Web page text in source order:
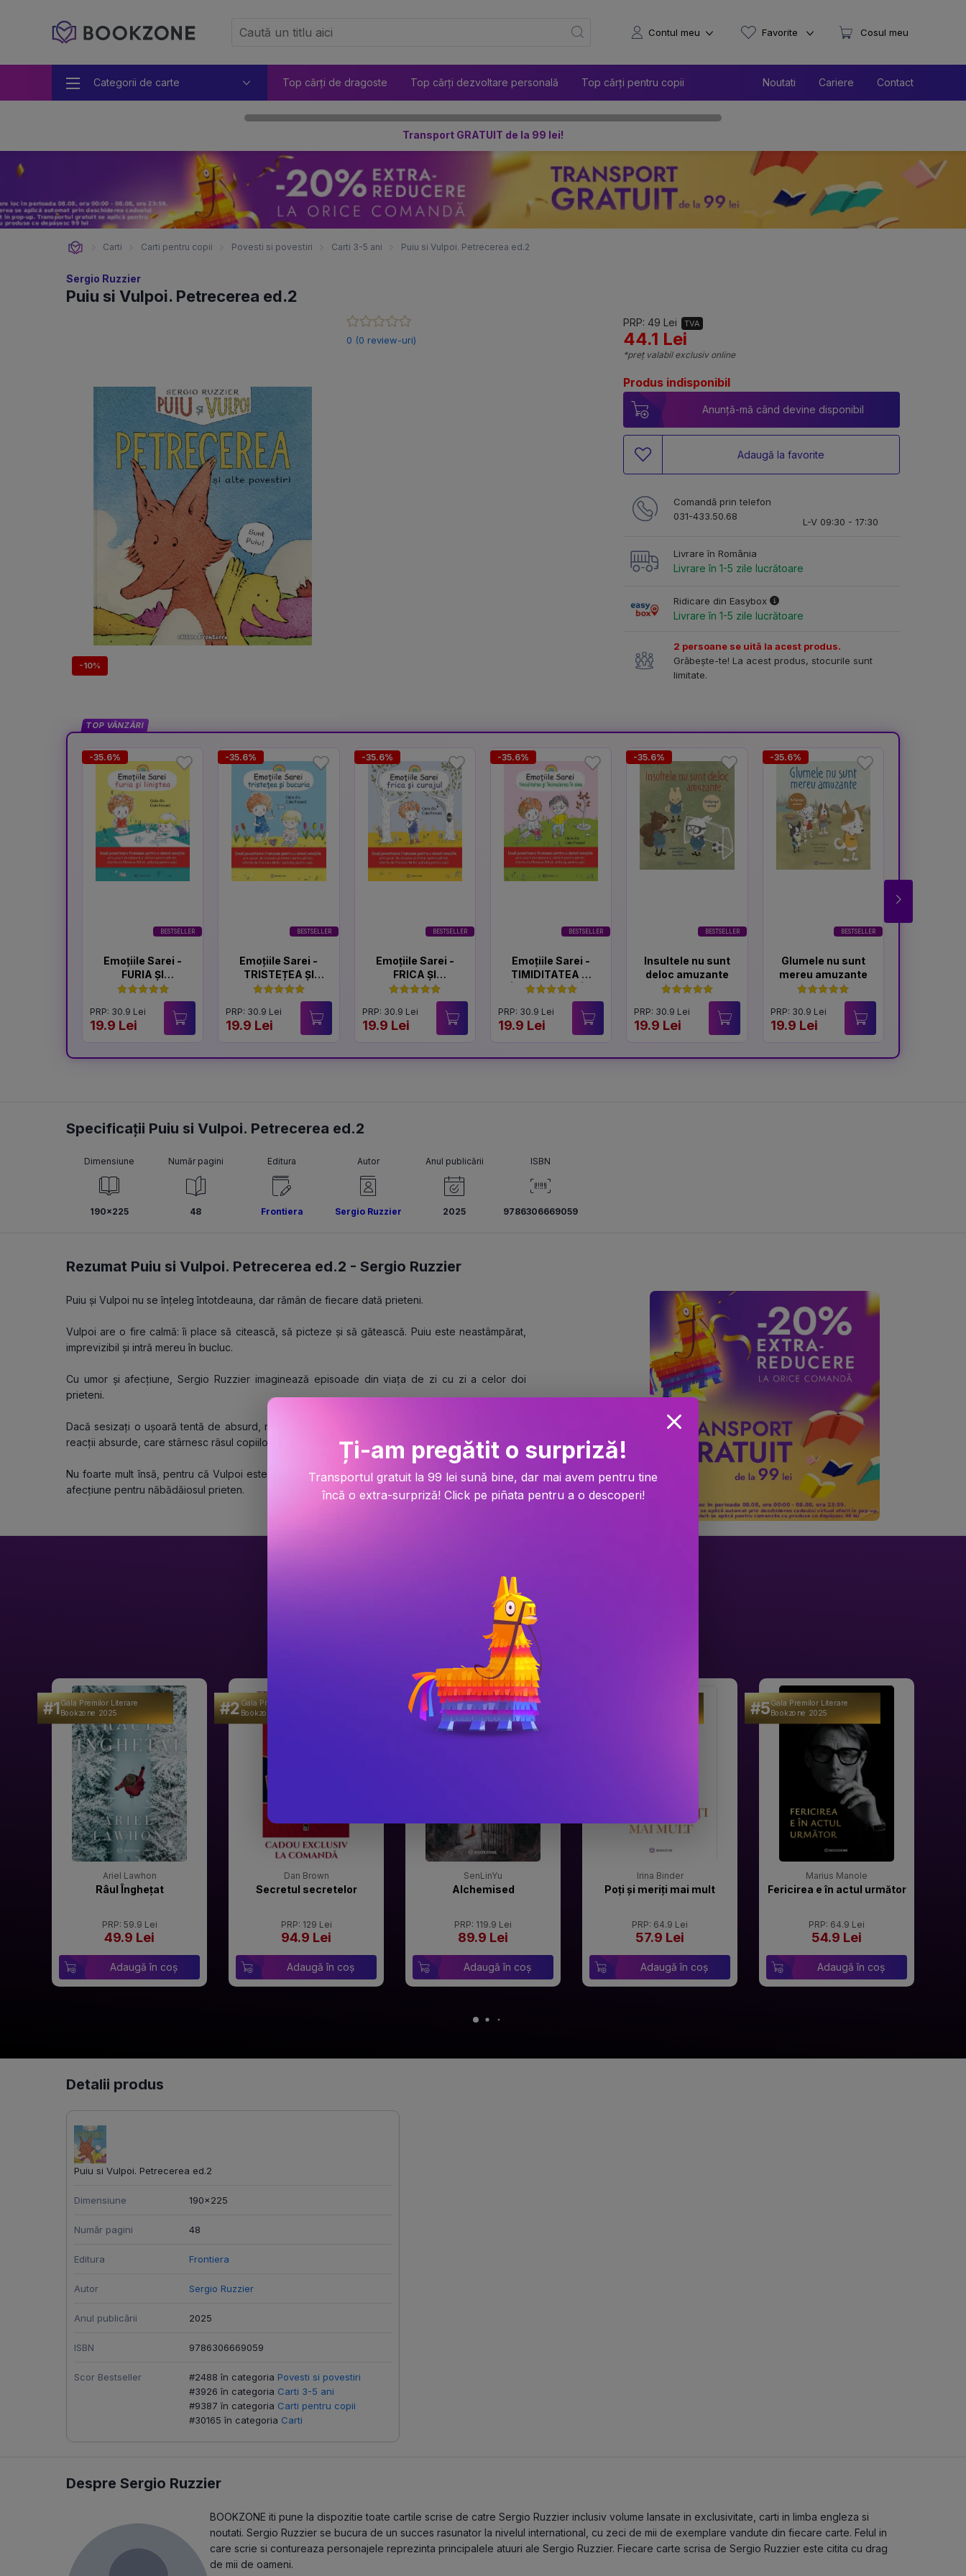
Categorii de carte Top cărți de dragoste Top cărți dezvoltare personală Top cărți pentru copii Noutati Cariere Contact
Contul meu Favorite Cosul meu
Transport GRATUIT de la 99 lei!
Carti Carti pentru copii Povesti si povestiri Carti 3-5 ani Puiu si Vulpoi. Petrecerea ed.2
Sergio Ruzzier
Puiu si Vulpoi. Petrecerea ed.2
-10%
0 (0 review-uri)
PRP: 49 Lei TVA
44.1 Lei
*preț valabil exclusiv online
Produs indisponibil
Anunță-mă când devine disponibil
Adaugă la favorite
Comandă prin telefon
031-433.50.68
L-V 09:30 - 17:30
Livrare în România
Livrare în 1-5 zile lucrătoare
Ridicare din Easybox
Livrare în 1-5 zile lucrătoare
2 persoane se uită la acest produs.
Grăbește-te! La acest produs, stocurile sunt
limitate.
TOP VÂNZĂRI
BESTSELLER
-35.6%
Emoțiile Sarei -
FURIA ȘI
LINIȘTEA
PRP: 30.9 Lei
19.9 Lei
BESTSELLER
-35.6%
Emoțiile Sarei -
TRISTEȚEA ȘI
BUCURIA
PRP: 30.9 Lei
19.9 Lei
BESTSELLER
-35.6%
Emoțiile Sarei -
FRICA ȘI
CURAJUL
PRP: 30.9 Lei
19.9 Lei
BESTSELLER
-35.6%
Emoțiile Sarei -
TIMIDITATEA ȘI
ÎNCREDEREA ÎN
PRP: 30.9 Lei
19.9 Lei
BESTSELLER
-35.6%
Insultele nu sunt
deloc amuzante
PRP: 30.9 Lei
19.9 Lei
BESTSELLER
-35.6%
Glumele nu sunt
mereu amuzante
PRP: 30.9 Lei
19.9 Lei
Specificații Puiu si Vulpoi. Petrecerea ed.2
Dimensiune
190x225
Număr pagini
48
Editura
Frontiera
Autor
Sergio Ruzzier
Anul publicării
2025
ISBN
9786306669059
Rezumat Puiu si Vulpoi. Petrecerea ed.2 - Sergio Ruzzier
Puiu și Vulpoi nu se înțeleg întotdeauna, dar rămân de fiecare dată prieteni.
Vulpoi are o fire calmă: îi place să citească, să picteze și să gătească. Puiu este neastâmpărat,
imprevizibil și intră mereu în bucluc.
Cu umor și afecțiune, Sergio Ruzzier imaginează episoade din viața de zi cu zi a celor doi
prieteni.
Dacă sesizați o ușoară tentă de absurd, nu vă înșelați deloc. Puiu are, în general, pretenții sau
reacții absurde, care stârnesc râsul copiilor, dar îl scot din sărite pe Vulpoi.
Nu foarte mult însă, pentru că Vulpoi este un munte de răbdare și deține rezerve nesecate de
afecțiune pentru năbădăiosul prieten.
#1Gala Premilor Literare
Bookzone 2025
Ariel Lawhon
Râul Înghețat
PRP: 59.9 Lei
49.9 Lei
Adaugă în coș
#2Gala Premilor Literare
Bookzone 2025
Dan Brown
Secretul secretelor
PRP: 129 Lei
94.9 Lei
Adaugă în coș
#3 Gala Premilor Literare
Bookzone 2025
SenLinYu
Alchemised
PRP: 119.9 Lei
89.9 Lei
Adaugă în coș
Irina Binder
Poți și meriți mai mult
PRP: 64.9 Lei
57.9 Lei
Adaugă în coș
#5Gala Premilor Literare
Bookzone 2025
Marius Manole
Fericirea e în actul următor
PRP: 64.9 Lei
54.9 Lei
Adaugă în coș
Detalii produs
Puiu si Vulpoi. Petrecerea ed.2
Dimensiune 190x225
Număr pagini 48
Editura Frontiera
Autor Sergio Ruzzier
Anul publicării 2025
ISBN 9786306669059
Scor Bestseller #2488 în categoria Povesti si povestiri
#3926 în categoria Carti 3-5 ani
#9387 în categoria Carti pentru copii
#30165 în categoria Carti
Despre Sergio Ruzzier
BOOKZONE iti pune la dispozitie toate cartile scrise de catre Sergio Ruzzier inclusiv volume lansate in exclusivitate, carti in limba engleza si
noutati. Sergio Ruzzier se bucura de un succes rasunator la nivelul international, cu zeci de mii de exemplare vandute din fiecare carte. Felul in
care scrie si contureaza personajele reprezinta principalele atuuri ale Sergio Ruzzier. Fiecare carte scrisa de Sergio Ruzzier este citita cu drag
de mii de oameni.
Ți-am pregătit o surpriză!
Transportul gratuit la 99 lei sună bine, dar mai avem pentru tine
încă o extra-surpriză! Click pe piñata pentru a o descoperi!